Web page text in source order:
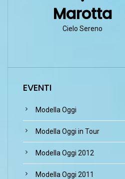
Marotta
Cielo Sereno
EVENTI
Modella Oggi
Modella Oggi in Tour
Modella Oggi 2012
Modella Oggi 2011